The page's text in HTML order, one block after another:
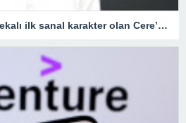
Cerebrum Tech, yapay zekalı ilk sanal karakter olan Cere’yi mobil uygulama olarak sundu – Teknoloji Haberleri